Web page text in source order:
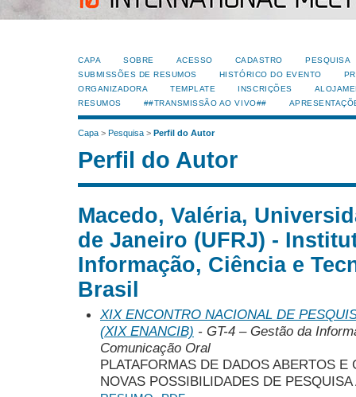
CAPA SOBRE ACESSO CADASTRO
PESQUISA
SUBMISSÕES DE RESUMOS
HISTÓRICO DO EVENTO
ORGANIZADORA
TEMPLATE INSCRIÇÕES
RESUMOS
##TRANSMISSÃO AO VIVO##
Capa > Pesquisa > Perfil do Autor
Perfil do Autor
Macedo, Valéria,
de Janeiro (UFRJ) -
Informação, Ciência e
Brasil
XIX ENCONTRO NACIONAL DE
(XIX ENANCIB) - GT-4 – Gestão da
Comunicação Oral
PLATAFORMAS DE DADOS ABERTOS
NOVAS POSSIBILIDADES DE